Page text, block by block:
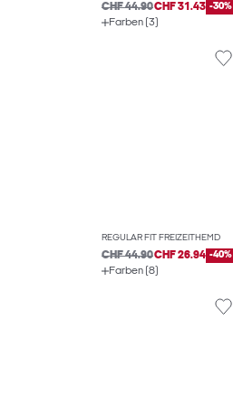
CHF 44.90CHF 31.43 -30%
Farben (3)
REGULAR FIT FREIZEITHEMD
CHF 44.90CHF 26.94 -40%
Farben (8)